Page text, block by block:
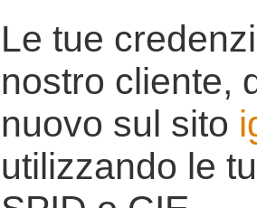
Le tue
nostro cliente,
nuovo sul sito
utilizzando le